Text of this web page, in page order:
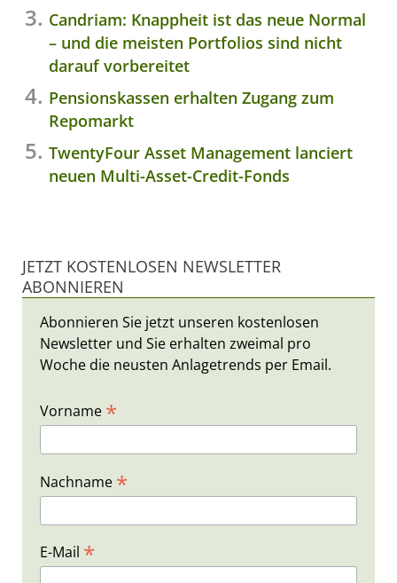
Candriam: Knappheit ist das neue Normal
– und die meisten Portfolios sind nicht
darauf vorbereitet
Pensionskassen erhalten Zugang zum
Repomarkt
TwentyFour Asset Management lanciert
neuen Multi-Asset-Credit-Fonds
JETZT KOSTENLOSEN NEWSLETTER
ABONNIEREN
Abonnieren Sie jetzt unseren kostenlosen
Newsletter und Sie erhalten zweimal pro
Woche die neusten Anlagetrends per Email.
Vorname *
Nachname *
E-Mail *